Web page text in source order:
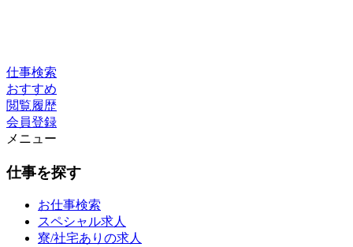
仕事検索
おすすめ
閲覧履歴
会員登録
メニュー
仕事を探す
お仕事検索
スペシャル求人
寮/社宅ありの求人